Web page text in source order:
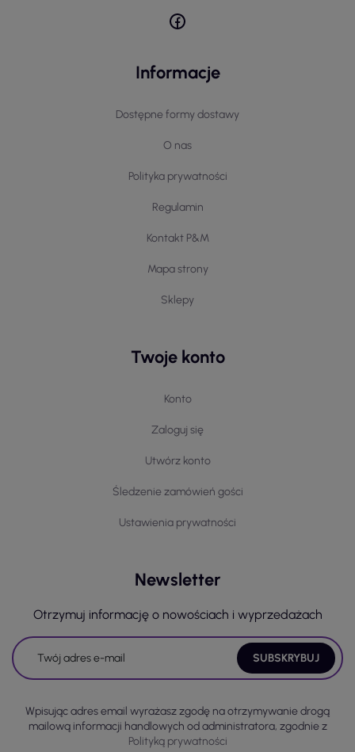
Informacje
Dostępne formy dostawy
O nas
Polityka prywatności
Regulamin
Kontakt P&M
Mapa strony
Sklepy
Twoje konto
Konto
Zaloguj się
Utwórz konto
Śledzenie zamówień gości
Ustawienia prywatności
Newsletter
Otrzymuj informację o nowościach i wyprzedażach
Wpisując adres email wyrażasz zgodę na otrzymywanie drogą
mailową informacji handlowych od administratora, zgodnie z
Polityką prywatności